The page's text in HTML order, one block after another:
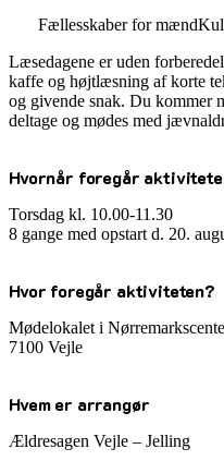
Fællesskaber for mænd
Læsedagene er uden
kaffe og højtlæsning af korte
og givende snak. Du kommer
deltage og mødes med
Hvornår foregår
Torsdag kl. 10.00-11.30
8 gange med opstart d. 20.
Hvor foregår aktiviteten?
Mødelokalet i
7100 Vejle
Hvem er arrangør
Ældresagen Vejle – Jelling